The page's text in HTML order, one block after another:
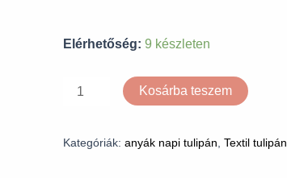
Elérhetőség: 9 készleten
Kosárba teszem
Kategóriák: anyák napi tulipán Textil tulipán